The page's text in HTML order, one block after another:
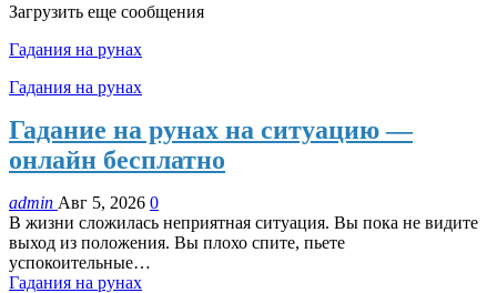
Загрузить еще сообщения
Гадания на рунах
Гадания на рунах
Гадание на рунах на ситуацию —
онлайн бесплатно
admin Авг 5, 2026 0
В жизни сложилась неприятная ситуация. Вы пока не видите
выход из положения. Вы плохо спите, пьете
успокоительные…
Гадания на рунах